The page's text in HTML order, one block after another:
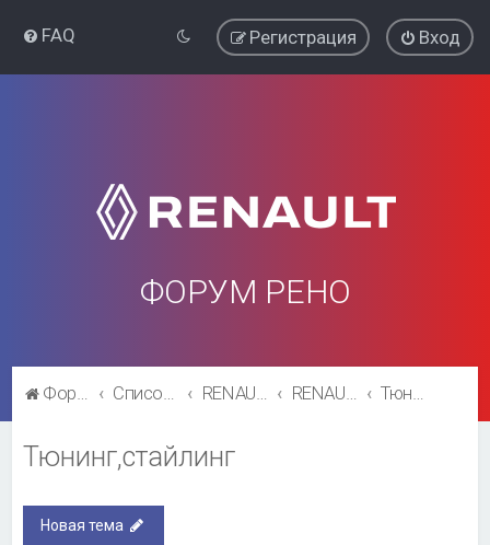
FAQ Вход
Регистрация
ФОРУМ РЕНО
Форум Рено Список форумов RENAULT SYMBOL RENAULT SYMBOL Тюнинг,стайлинг
Тюнинг,стайлинг
Новая тема